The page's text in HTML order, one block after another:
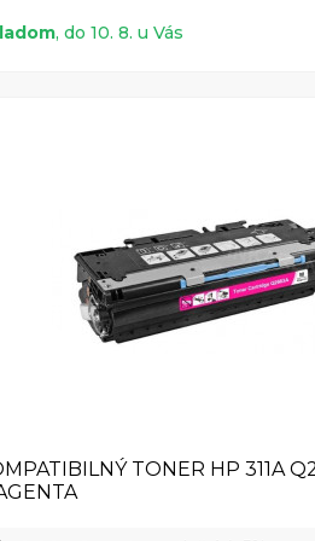
, do 10. 8. u Vás
TONER HP 311A